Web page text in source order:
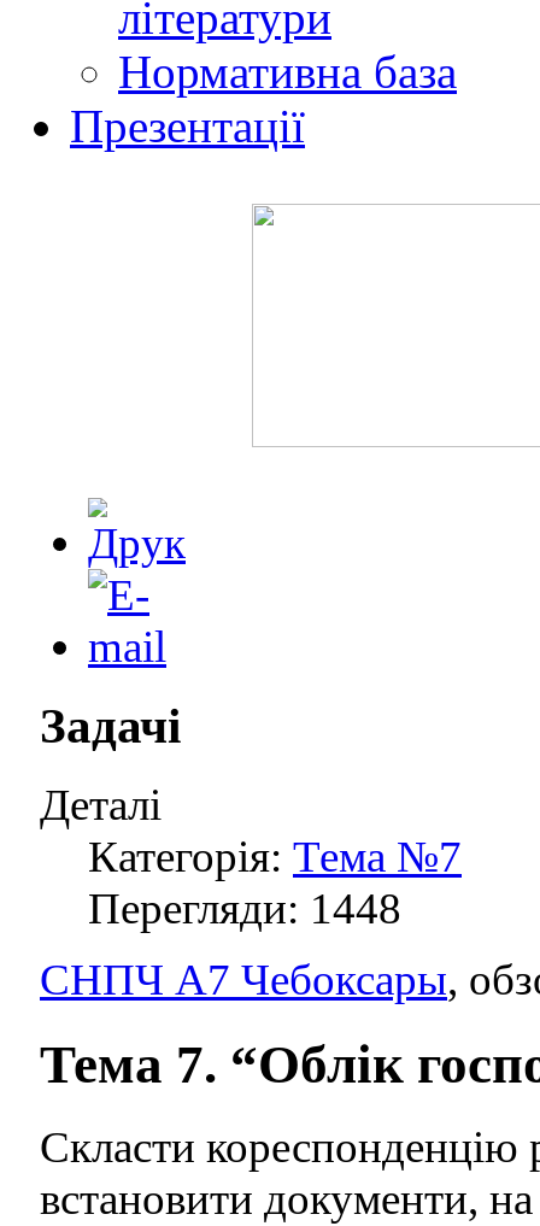
літератури
Нормативна база
Презентації
Задачі
Деталі
Категорія: Тема №7
Перегляди: 1448
СНПЧ А7 Чебоксары,
Тема 7. “Облік
Скласти кореспонденцію
встановити документи, на